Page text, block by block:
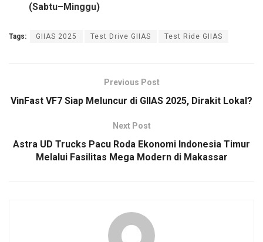
(Sabtu–Minggu)
Tags: GIIAS 2025 Test Drive GIIAS Test Ride GIIAS
Previous Post
VinFast VF7 Siap Meluncur di GIIAS 2025, Dirakit Lokal?
Next Post
Astra UD Trucks Pacu Roda Ekonomi Indonesia Timur
Melalui Fasilitas Mega Modern di Makassar